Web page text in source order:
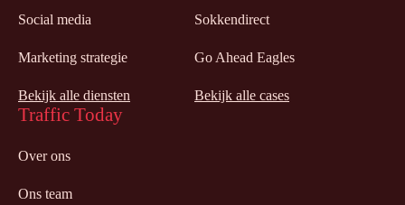
Social media
Marketing strategie
Bekijk alle diensten
Sokkendirect
Go Ahead Eagles
Bekijk alle cases
Traffic Today
Over ons
Ons team